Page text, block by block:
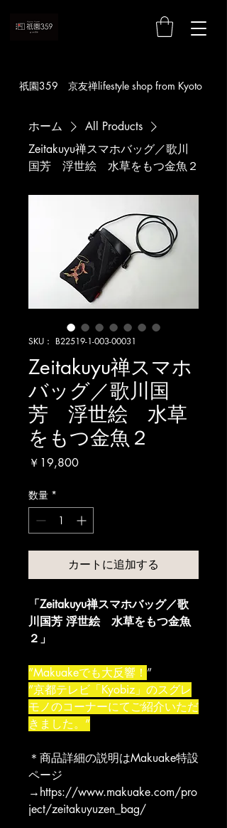
​祇園359 京友禅lifestyle shop from Kyoto
ホーム
All Products
Zeitakuyu禅スマホバッグ／歌川
国芳 浮世絵 水草をもつ金魚２
SKU： B22519-1-003-00031
Zeitakuyu禅スマホ
バッグ／歌川国
芳 浮世絵 水草
をもつ金魚２
￥19,800価
数量 *
カートに追加する
「Zeitakuyu禅スマホバッグ／歌
川国芳 浮世絵　水草をもつ金魚
２」
”Makuakeでも大反響！ ”
”京都テレビ「Kyobiz」のスグレ
モノのコーナーにてご紹介いただ
きました。”
＊商品詳細の説明はMakuake特設
ページ
→https://www.makuake.com/pro
ject/zeitakuyuzen_bag/